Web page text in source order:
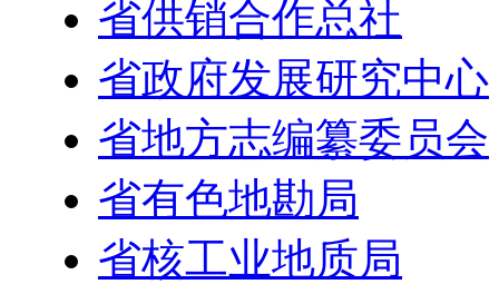
省供销合作总社
省政府发展研究中心
省地方志编纂委员会
省有色地勘局
省核工业地质局